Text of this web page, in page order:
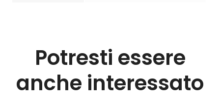
Potresti essere
anche interessato